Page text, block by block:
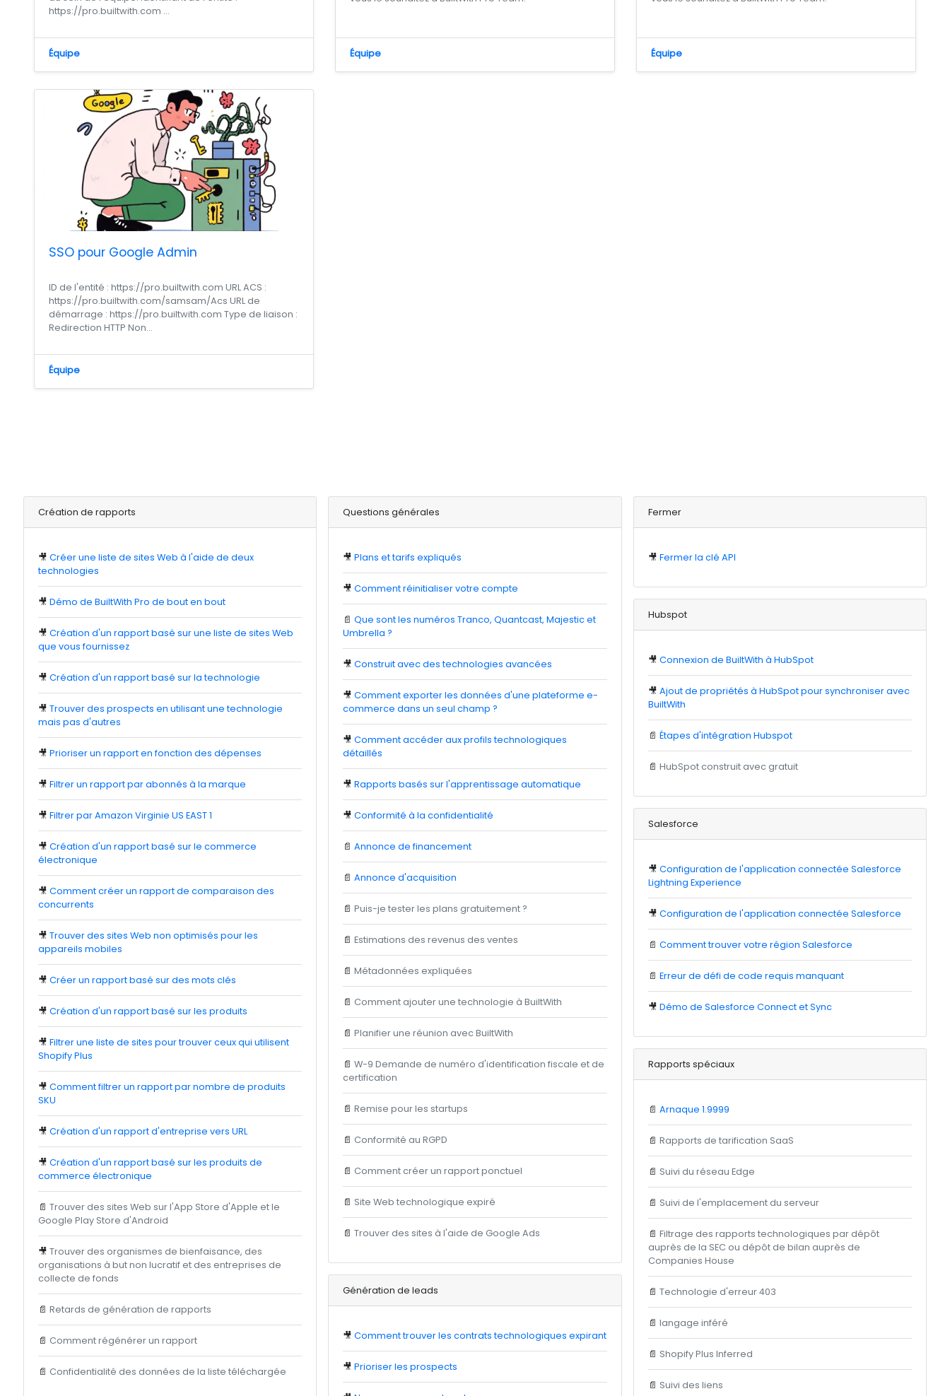
https://pro.builtwith.com ...
Équipe Équipe Équipe
SSO pour Google Admin
ID de l'entité : https://pro.builtwith.com URL ACS :
https://pro.builtwith.com/samsam/Acs URL de
démarrage : https://pro.builtwith.com Type de liaison :
Redirection HTTP Non...
Équipe
Création de rapports
🎥 Créer une liste de sites Web à l'aide de deux
technologies
🎥 Démo de BuiltWith Pro de bout en bout
🎥 Création d'un rapport basé sur une liste de sites Web
que vous fournissez
🎥 Création d'un rapport basé sur la technologie
🎥 Trouver des prospects en utilisant une technologie
mais pas d'autres
🎥 Prioriser un rapport en fonction des dépenses
🎥 Filtrer un rapport par abonnés à la marque
🎥 Filtrer par Amazon Virginie US EAST 1
🎥 Création d'un rapport basé sur le commerce
électronique
🎥 Comment créer un rapport de comparaison des
concurrents
🎥 Trouver des sites Web non optimisés pour les
appareils mobiles
🎥 Créer un rapport basé sur des mots clés
🎥 Création d'un rapport basé sur les produits
🎥 Filtrer une liste de sites pour trouver ceux qui utilisent
Shopify Plus
🎥 Comment filtrer un rapport par nombre de produits
SKU
🎥 Création d'un rapport d'entreprise vers URL
🎥 Création d'un rapport basé sur les produits de
commerce électronique
📄 Trouver des sites Web sur l'App Store d'Apple et le
Google Play Store d'Android
🎥 Trouver des organismes de bienfaisance, des
organisations à but non lucratif et des entreprises de
collecte de fonds
📄 Retards de génération de rapports
📄 Comment régénérer un rapport
📄 Confidentialité des données de la liste téléchargée
Questions générales
🎥Plans et tarifs expliqués
🎥Comment réinitialiser votre compte
📄Que sont les numéros Tranco, Quantcast, Majestic et
Umbrella ?
🎥Construit avec des technologies avancées
🎥Comment exporter les données d'une plateforme e-
commerce dans un seul champ ?
🎥Comment accéder aux profils technologiques
détaillés
🎥Rapports basés sur l'apprentissage automatique
🎥Conformité à la confidentialité
📄Annonce de financement
📄Annonce d'acquisition
📄Puis-je tester les plans gratuitement ?
📄Estimations des revenus des ventes
📄Métadonnées expliquées
📄 Comment ajouter une technologie à BuiltWith
📄Planifier une réunion avec BuiltWith
📄W-9 Demande de numéro d'identification fiscale et de
certification
📄Remise pour les startups
📄 Conformité au RGPD
📄 Comment créer un rapport ponctuel
📄 Site Web technologique expiré
📄Trouver des sites à l'aide de Google Ads
Génération de leads
🎥Comment trouver les contrats technologiques expirant
🎥Prioriser les prospects
Fermer
🎥 Fermer la clé API
Hubspot
🎥 Connexion de BuiltWith à HubSpot
🎥 Ajout de propriétés à HubSpot pour synchroniser avec
BuiltWith
📄 Étapes d'intégration Hubspot
📄 HubSpot construit avec gratuit
Salesforce
🎥 Configuration de l'application connectée Salesforce
Lightning Experience
🎥 Configuration de l'application connectée Salesforce
📄 Comment trouver votre région Salesforce
📄 Erreur de défi de code requis manquant
🎥 Démo de Salesforce Connect et Sync
Rapports spéciaux
📄 Arnaque 1.9999
📄 Rapports de tarification SaaS
📄 Suivi du réseau Edge
📄 Suivi de l'emplacement du serveur
📄 Filtrage des rapports technologiques par dépôt
auprès de la SEC ou dépôt de bilan auprès de
Companies House
📄 Technologie d'erreur 403
📄 langage inféré
📄 Shopify Plus Inferred
📄 Suivi des liens